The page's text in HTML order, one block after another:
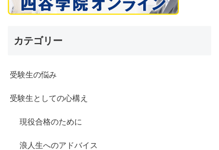
カテゴリー
受験生の悩み
受験生としての心構え
現役合格のために
浪人生へのアドバイス